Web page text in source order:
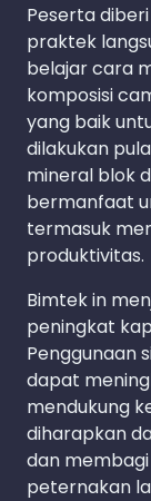
Peserta
praktek
belajar cara
komposisi
yang baik
dilakukan
mineral blok
bermanfaat
termasuk
produktivitas.
Bimtek in
peningkat
Penggunaan
dapat
mendukung
diharapkan
dan
peternakan